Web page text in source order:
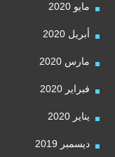
مايو 2020
أبريل 2020
مارس 2020
فبراير 2020
يناير 2020
ديسمبر 2019